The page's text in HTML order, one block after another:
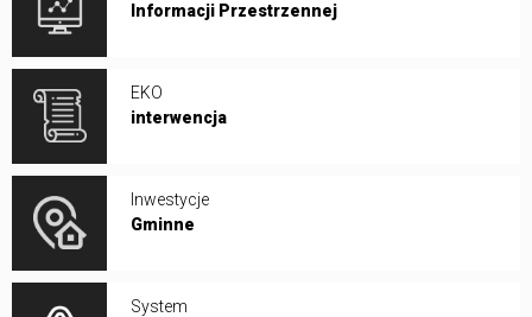
Informacji Przestrzennej
EKO
interwencja
Inwestycje
Gminne
System